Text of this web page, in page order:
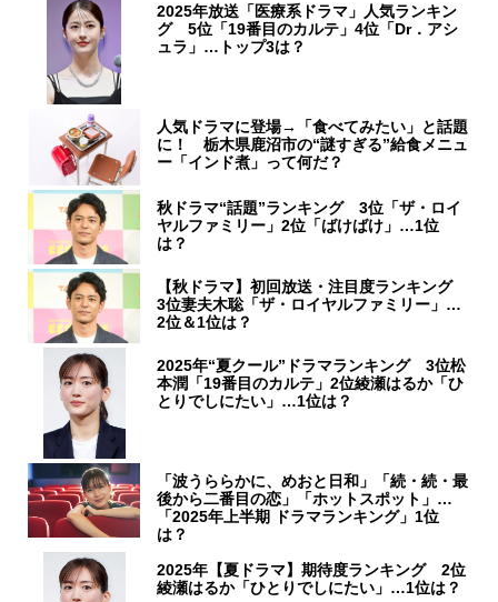
2025年放送「医療系ドラマ」人気ランキン
グ 5位「19番目のカルテ」4位「Dr．アシ
ュラ」…トップ3は？
人気ドラマに登場→「食べてみたい」と話題
に！ 栃木県鹿沼市の“謎すぎる”給食メニュ
ー「インド煮」って何だ？
秋ドラマ“話題”ランキング 3位「ザ・ロイ
ヤルファミリー」2位「ばけばけ」…1位
は？
【秋ドラマ】初回放送・注目度ランキング
3位妻夫木聡「ザ・ロイヤルファミリー」…
2位＆1位は？
2025年“夏クール”ドラマランキング 3位松
本潤「19番目のカルテ」2位綾瀬はるか「ひ
とりでしにたい」…1位は？
「波うららかに、めおと日和」「続・続・最
後から二番目の恋」「ホットスポット」…
「2025年上半期 ドラマランキング」1位
は？
2025年【夏ドラマ】期待度ランキング 2位
綾瀬はるか「ひとりでしにたい」…1位は？